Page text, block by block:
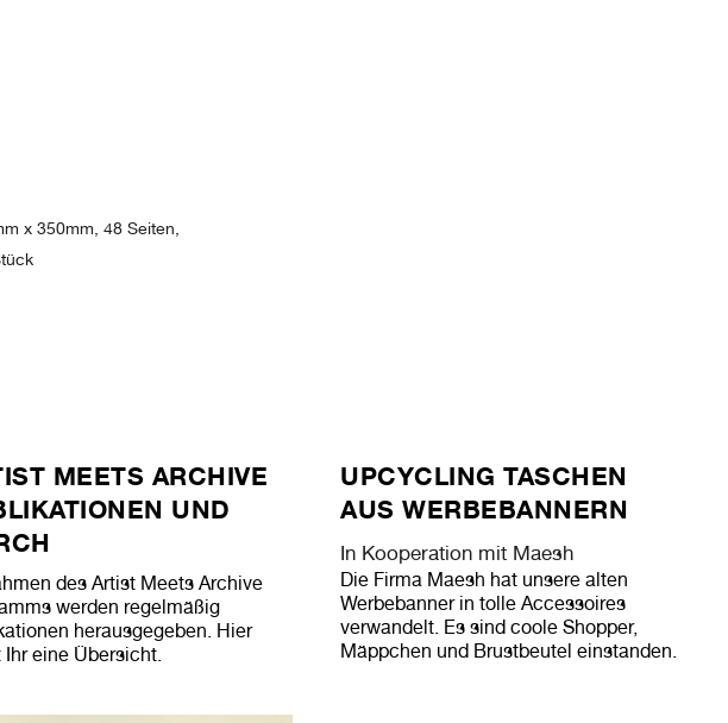
x 350mm, 48 Seiten,
MEETS ARCHIVE
UND
des Artist Meets Archive
werden regelmäßig
herausgegeben. Hier
Ihr eine Übersicht.
UPCYCLING TASCHEN
AUS WERBEBANNERN
In Kooperation mit Maesh
Die Firma Maesh hat unsere alten
Werbebanner in tolle Accessoires
verwandelt. Es sind coole Shopper,
Mäppchen und Brustbeutel einstanden.